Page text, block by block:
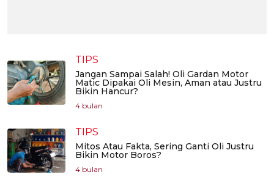
TIPS
Jangan Sampai Salah! Oli Gardan Motor
Matic Dipakai Oli Mesin, Aman atau Justru
Bikin Hancur?
4 bulan
TIPS
Mitos Atau Fakta, Sering Ganti Oli Justru
Bikin Motor Boros?
4 bulan